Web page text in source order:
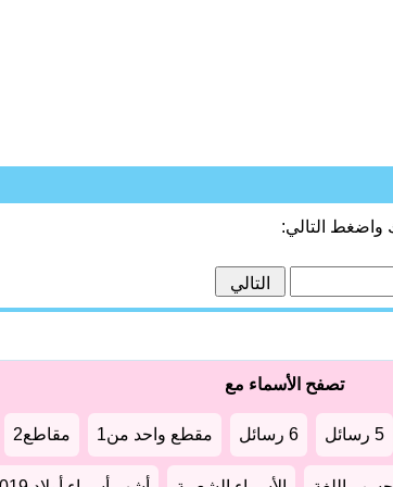
واضغط التالي:
تصفح الأسماء مع
5 رسائل 6 رسائل مقطع واحد من1 مقاطع2